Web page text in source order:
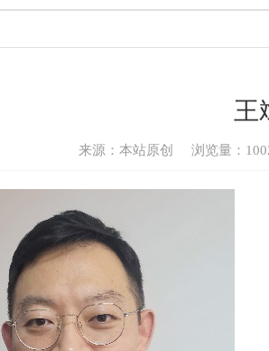
王
来源：本站原创 浏览量：